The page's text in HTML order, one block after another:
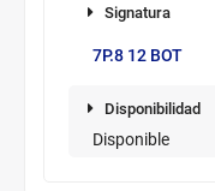
Signatura
7P.8 12 BOT
Disponibilidad
Disponible